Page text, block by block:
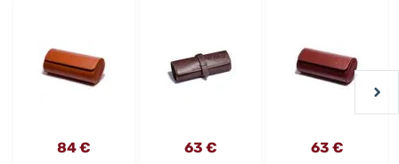
84 € 63 € 63 €